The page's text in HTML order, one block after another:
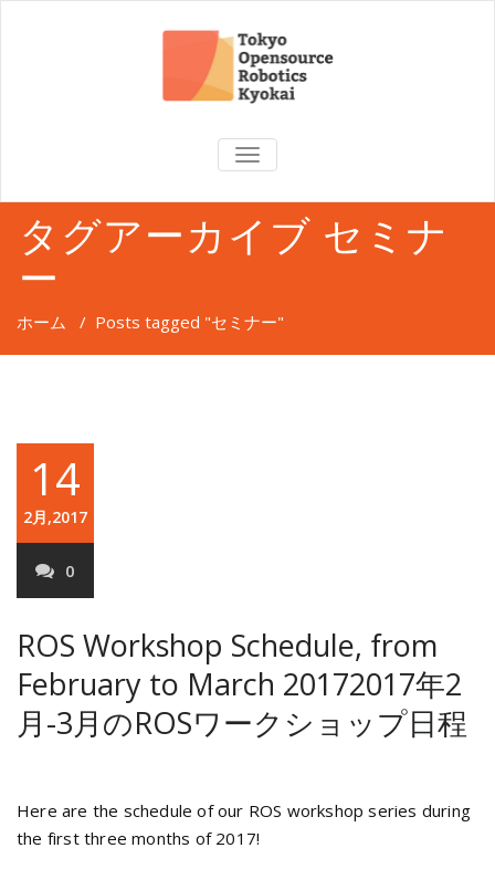
TOGGLE
NAVIGATION
タグアーカイブ セミナ
ー
ホーム / Posts tagged "セミナー"
14
2月,2017
0
ROS Workshop Schedule, from
February to March 20172017年2
月-3月のROSワークショップ日程
Here are the schedule of our ROS workshop series during
the first three months of 2017!